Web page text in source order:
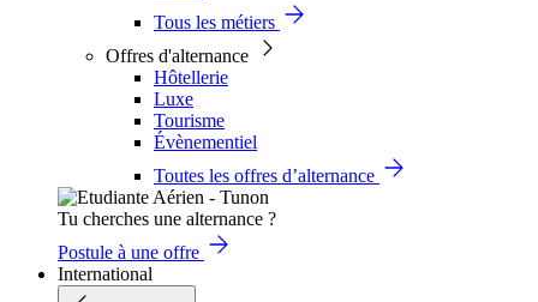
Tous les métiers
Offres d'alternance
Hôtellerie
Luxe
Tourisme
Évènementiel
Toutes les offres d’alternance
Tu cherches une alternance ?
Postule à une offre
International